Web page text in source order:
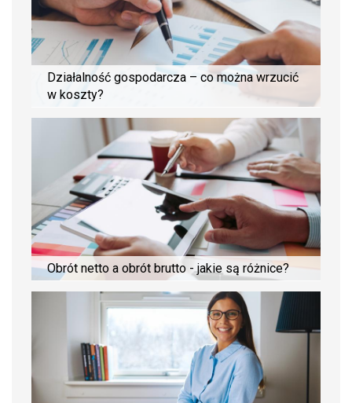
Działalność gospodarcza – co można wrzucić
w koszty?
Obrót netto a obrót brutto - jakie są różnice?